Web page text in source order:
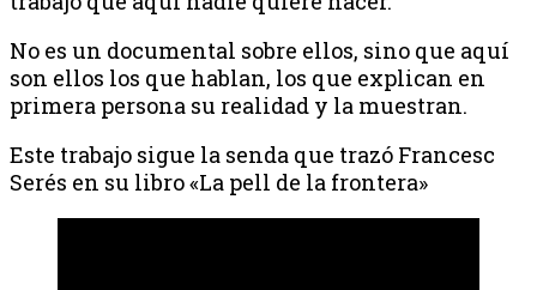
No es un documental sobre ellos, sino que aquí
son ellos los que hablan, los que explican en
primera persona su realidad y la muestran.
Este trabajo sigue la senda que trazó Francesc
Serés en su libro «La pell de la frontera»